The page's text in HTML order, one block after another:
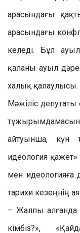
арасындағы
арасындағы
келеді. Бұл
қаланы ауыл
халық қалаулысы.
Мәжіліс депутаты
айтуынша, күн
идеология қажет»
мен идеологияға
тарихи кезеңнің
– Жалпы алғанда
кімбіз?»,